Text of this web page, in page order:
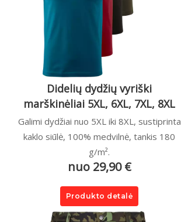
Didelių dydžių vyriški
marškinėliai 5XL, 6XL, 7XL, 8XL
Galimi dydžiai nuo 5XL iki 8XL, sustiprinta
kaklo siūlė, 100% medvilnė, tankis 180
g/m².
nuo 29,90 €
Produkto detalė